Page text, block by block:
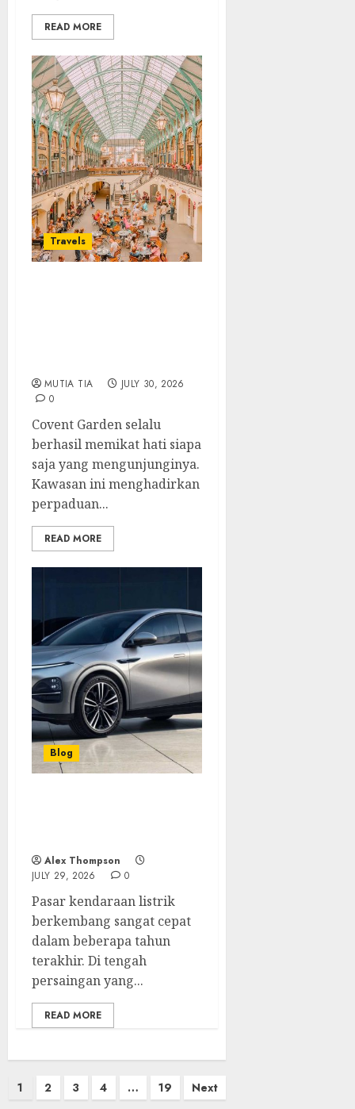
READ MORE
Travels
MUTIA TIA
JULY 30, 2026
0
Covent Garden selalu
berhasil memikat hati siapa
saja yang mengunjunginya.
Kawasan ini menghadirkan
perpaduan...
READ MORE
Blog
Alex Thompson
JULY 29, 2026
0
Pasar kendaraan listrik
berkembang sangat cepat
dalam beberapa tahun
terakhir. Di tengah
persaingan yang...
READ MORE
Posts
1 2 3 4 … 19 Next